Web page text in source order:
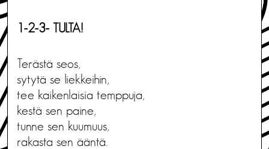
1-2-3- TULTA!
Terästä seos,
sytytä se liekkeihin,
tee kaikenlaisia temppuja,
kestä sen paine,
tunne sen kuumuus,
rakasta sen ääntä.